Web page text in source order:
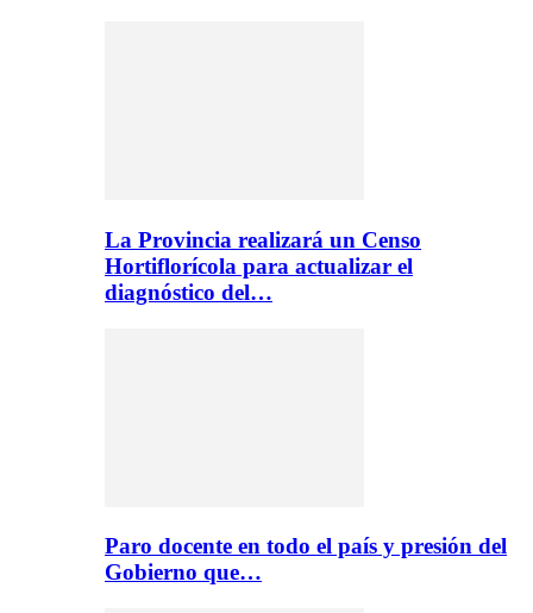
La Provincia realizará un Censo
Hortiflorícola para actualizar el
diagnóstico del…
Paro docente en todo el país y presión del
Gobierno que…